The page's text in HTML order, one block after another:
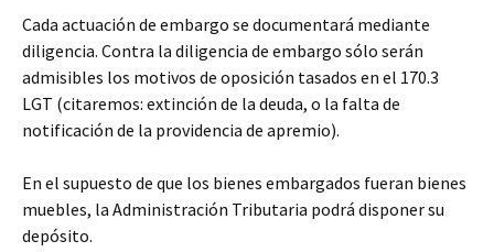
Cada actuación de embargo se documentará mediante
diligencia. Contra la diligencia de embargo sólo serán
admisibles los motivos de oposición tasados en el 170.3
LGT (citaremos: extinción de la deuda, o la falta de
notificación de la providencia de apremio).
En el supuesto de que los bienes embargados fueran bienes
muebles, la Administración Tributaria podrá disponer su
depósito.